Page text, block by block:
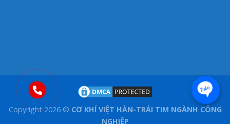
Copyright 2026 © CƠ KHÍ VIỆT HÀN-TRÁI TIM NGÀNH CÔNG
NGHIỆP
Zalo